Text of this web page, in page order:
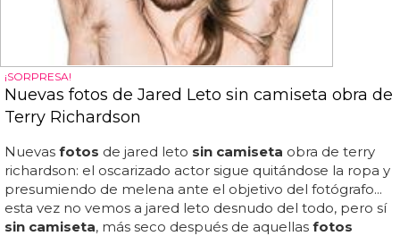
¡SORPRESA!
Nuevas fotos de Jared Leto sin camiseta obra de
Terry Richardson
Nuevas fotos de jared leto sin camiseta obra de terry
richardson: el oscarizado actor sigue quitándose la ropa y
presumiendo de melena ante el objetivo del fotógrafo...
esta vez no vemos a jared leto desnudo del todo, pero sí
sin camiseta, más seco después de aquellas fotos